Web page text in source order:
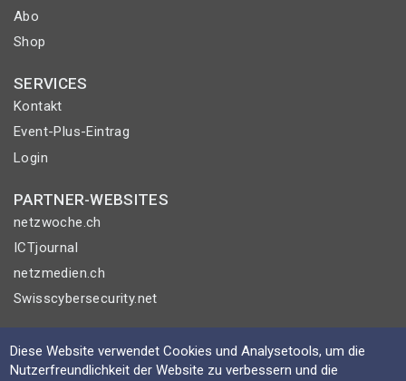
Abo
Shop
SERVICES
Kontakt
Event-Plus-Eintrag
Login
PARTNER-WEBSITES
netzwoche.ch
ICTjournal
netzmedien.ch
Swisscybersecurity.net
Impressum
Diese Website verwendet Cookies und Analysetools, um die
Nutzerfreundlichkeit der Website zu verbessern und die